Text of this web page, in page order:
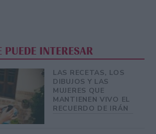
INTERESAR
LAS RECETAS, LOS
DIBUJOS Y LAS
MUJERES QUE
MANTIENEN VIVO EL
RECUERDO DE IRÁN